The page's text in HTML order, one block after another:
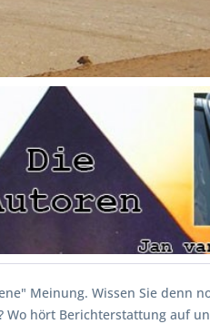
Meinung. Wissen Sie denn
Wo hört Berichterstattung auf